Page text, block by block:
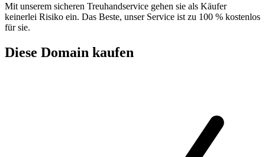
Mit unserem sicheren Treuhandservice gehen sie als Käufer
keinerlei Risiko ein. Das Beste, unser Service ist zu 100 % kostenlos
für sie.
Diese Domain kaufen